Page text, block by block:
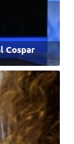
Cospar